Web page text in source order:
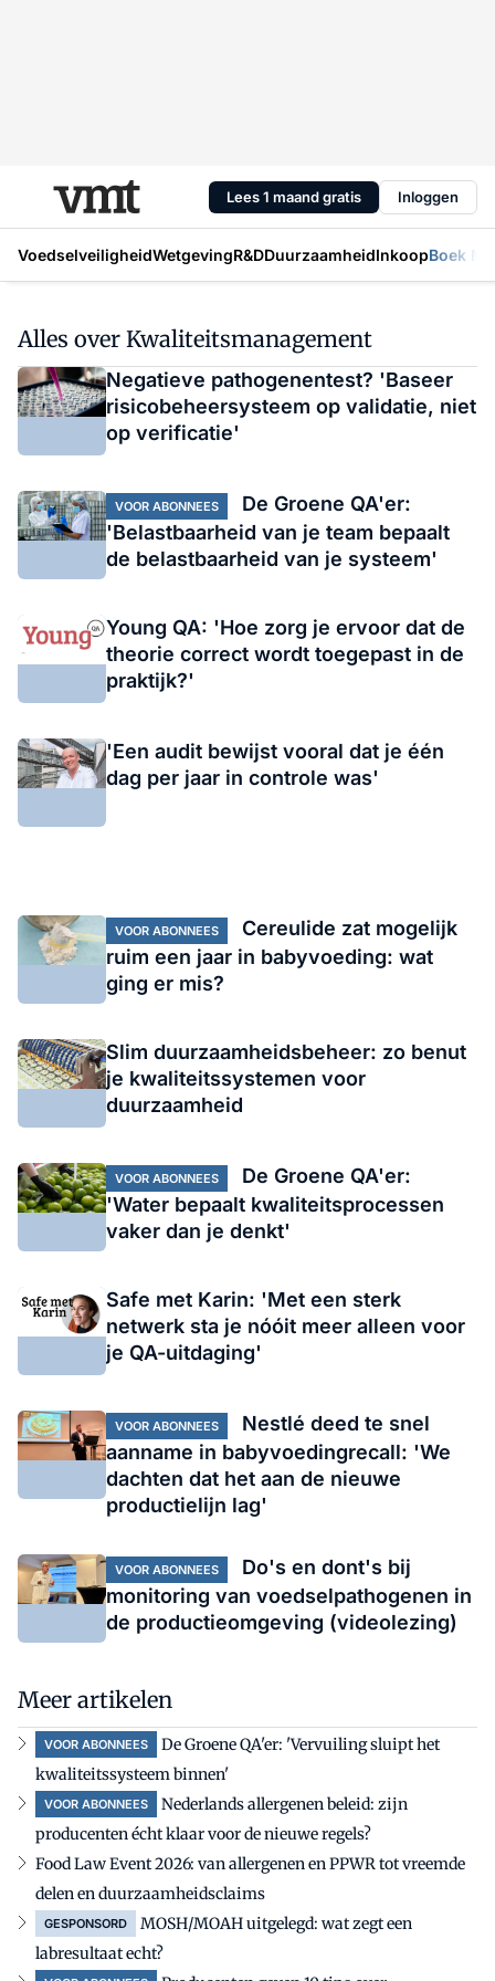
Lees 1 maand gratis Inloggen
VoedselveiligheidWetgevingR&DDuurzaamheidInkoopBoek
Alles over Kwaliteitsmanagement
Negatieve pathogenentest? 'Baseer
risicobeheersysteem op validatie, niet
op verificatie'
VOOR ABONNEES
De Groene QA'er:
'Belastbaarheid van je team bepaalt
de belastbaarheid van je systeem'
Young QA: 'Hoe zorg je ervoor dat de
theorie correct wordt toegepast in de
praktijk?'
'Een audit bewijst vooral dat je één
dag per jaar in controle was'
VOOR ABONNEES
Cereulide zat mogelijk
ruim een jaar in babyvoeding: wat
ging er mis?
Slim duurzaamheidsbeheer: zo benut
je kwaliteitssystemen voor
duurzaamheid
VOOR ABONNEES
De Groene QA'er:
'Water bepaalt kwaliteitsprocessen
vaker dan je denkt'
Safe met Karin: 'Met een sterk
netwerk sta je nóóit meer alleen voor
je QA-uitdaging'
VOOR ABONNEES
Nestlé deed te snel
aanname in babyvoedingrecall: 'We
dachten dat het aan de nieuwe
productielijn lag'
VOOR ABONNEES
Do's en dont's bij
monitoring van voedselpathogenen in
de productieomgeving (videolezing)
Meer artikelen
VOOR ABONNEES
De Groene QA'er: 'Vervuiling sluipt het
kwaliteitssysteem binnen'
VOOR ABONNEES
Nederlands allergenen beleid: zijn
producenten écht klaar voor de nieuwe regels?
Food Law Event 2026: van allergenen en PPWR tot vreemde
delen en duurzaamheidsclaims
GESPONSORD
MOSH/MOAH uitgelegd: wat zegt een
labresultaat echt?